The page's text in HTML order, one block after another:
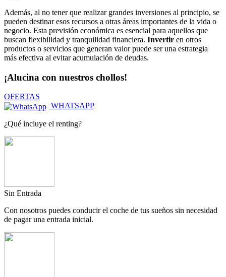
Además, al no tener que realizar grandes inversiones al principio, se
pueden destinar esos recursos a otras áreas importantes de la vida o
negocio. Esta previsión económica es esencial para aquellos que
buscan flexibilidad y tranquilidad financiera. Invertir en otros
productos o servicios que generan valor puede ser una estrategia
más efectiva al evitar acumulación de deudas.
¡Alucina con nuestros chollos!
OFERTAS
WHATSAPP
¿Qué incluye el renting?
Sin Entrada
Con nosotros puedes conducir el coche de tus sueños sin necesidad
de pagar una entrada inicial.